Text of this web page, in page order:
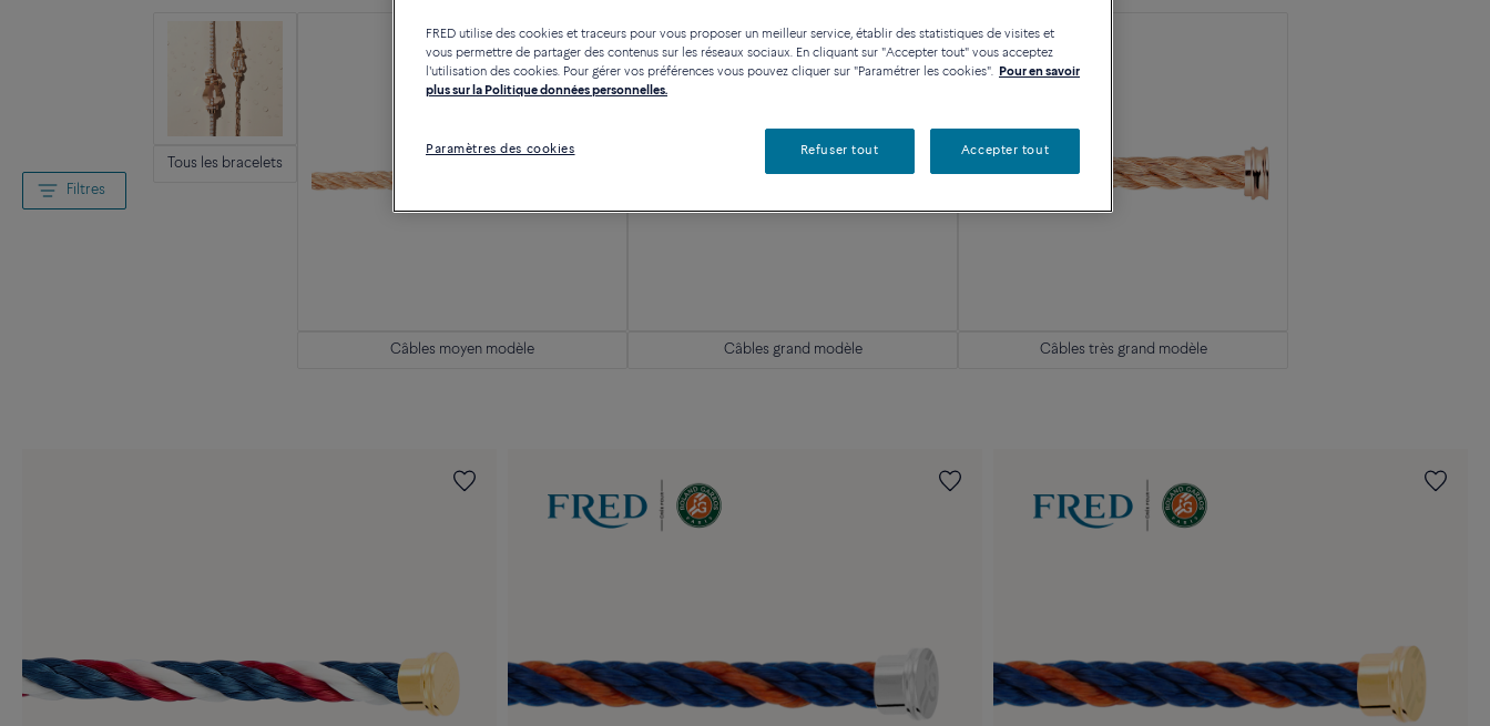
Filtres
Tous les bracelets
Câbles moyen modèle Câbles grand modèle Câbles très grand modèle
FRED utilise des cookies et traceurs pour vous proposer un meilleur service, établir des statistiques de visites et
vous permettre de partager des contenus sur les réseaux sociaux. En cliquant sur "Accepter tout" vous acceptez
l'utilisation des cookies. Pour gérer vos préférences vous pouvez cliquer sur "Paramétrer les cookies". Pour en savoir
plus sur la Politique données personnelles.
Paramètres des cookies Refuser tout Accepter tout